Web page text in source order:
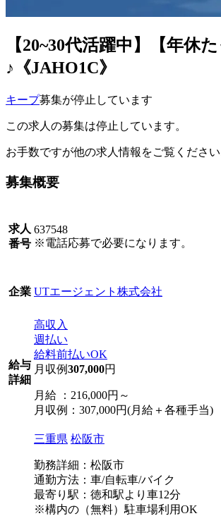
【20~30代活躍中】【年
♪《JAHO1C》
キープ募集が停止しています
この求人の募集は停止しています。
お手数ですが他の求人情報をご覧ください
募集概要
求人
番号
637548
※電話応募で必要になります。
企業 UTエージェント株式会社
給与
詳細
高収入
週払い
給料前払いOK
月収例307,000円
月給 ：216,000円～
月収例：307,000円(月給＋各種手当)
三重県 松阪市
勤務詳細：松阪市
通勤方法：車/自転車/バイク
最寄り駅：徳和駅より車12分
※構内の（無料）駐車場利用OK